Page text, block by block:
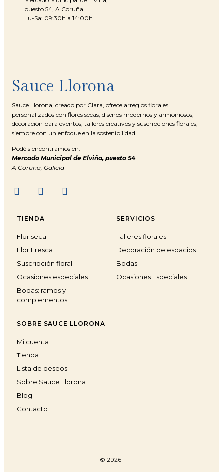
puesto 54, A Coruña.
Lu-Sa: 09:30h a 14:00h
Sauce Llorona
Sauce Llorona, creado por Clara, ofrece arreglos florales
personalizados con flores secas, diseños modernos y armoniosos,
decoración para eventos, talleres creativos y suscripciones florales,
siempre con un enfoque en la sostenibilidad.
Podéis encontramos en:
Mercado Municipal de Elviña, puesto 54
A Coruña, Galicia
TIENDA
Flor seca
Flor Fresca
Suscripción floral
Ocasiones especiales
Bodas: ramos y
complementos
SERVICIOS
Talleres florales
Decoración de espacios
Bodas
Ocasiones Especiales
SOBRE SAUCE LLORONA
Mi cuenta
Tienda
Lista de deseos
Sobre Sauce Llorona
Blog
Contacto
© 2026